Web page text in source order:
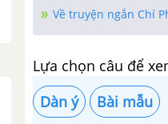
Về truyện ngắn Chí
Lựa chọn câu để
Dàn ý
Bài mẫu